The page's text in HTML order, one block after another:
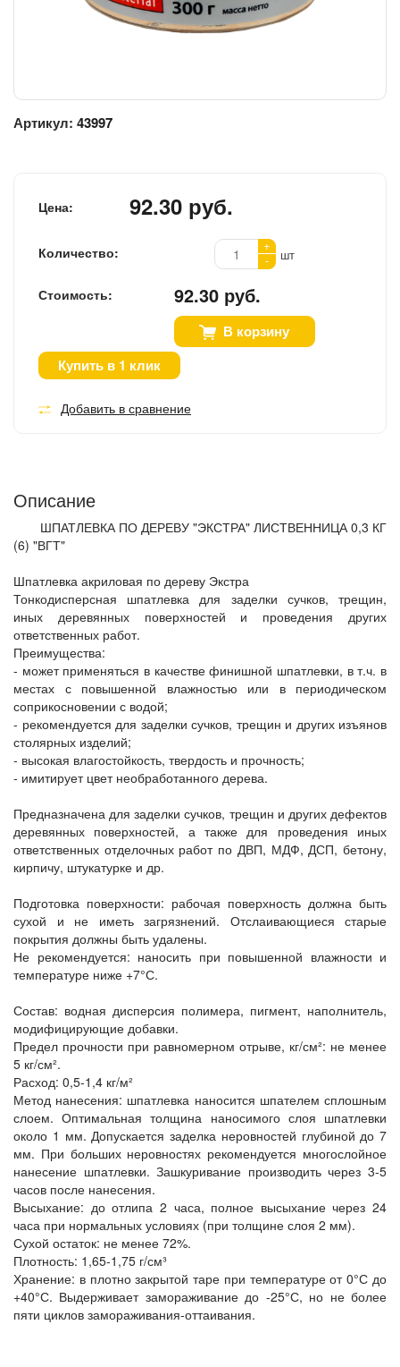
Артикул: 43997
Цена: 92.30 руб.
Количество:
+
-
шт
Стоимость: 92.30 руб.
В корзину
Купить в 1 клик
Добавить в сравнение
Описание
ШПАТЛЕВКА ПО ДЕРЕВУ "ЭКСТРА" ЛИСТВЕННИЦА 0,3 КГ
(6) "ВГТ"
Шпатлевка акриловая по дереву Экстра
Тонкодисперсная шпатлевка для заделки сучков, трещин,
иных деревянных поверхностей и проведения других
ответственных работ.
Преимущества:
- может применяться в качестве финишной шпатлевки, в т.ч. в
местах с повышенной влажностью или в периодическом
соприкосновении с водой;
- рекомендуется для заделки сучков, трещин и других изъянов
столярных изделий;
- высокая влагостойкость, твердость и прочность;
- имитирует цвет необработанного дерева.
Предназначена для заделки сучков, трещин и других дефектов
деревянных поверхностей, а также для проведения иных
ответственных отделочных работ по ДВП, МДФ, ДСП, бетону,
кирпичу, штукатурке и др.
Подготовка поверхности: рабочая поверхность должна быть
сухой и не иметь загрязнений. Отслаивающиеся старые
покрытия должны быть удалены.
Не рекомендуется: наносить при повышенной влажности и
температуре ниже +7°С.
Состав: водная дисперсия полимера, пигмент, наполнитель,
модифицирующие добавки.
Предел прочности при равномерном отрыве, кг/см²: не менее
5 кг/см².
Расход: 0,5-1,4 кг/м²
Метод нанесения: шпатлевка наносится шпателем сплошным
слоем. Оптимальная толщина наносимого слоя шпатлевки
около 1 мм. Допускается заделка неровностей глубиной до 7
мм. При больших неровностях рекомендуется многослойное
нанесение шпатлевки. Зашкуривание производить через 3-5
часов после нанесения.
Высыхание: до отлипа 2 часа, полное высыхание через 24
часа при нормальных условиях (при толщине слоя 2 мм).
Сухой остаток: не менее 72%.
Плотность: 1,65-1,75 г/см³
Хранение: в плотно закрытой таре при температуре от 0°С до
+40°С. Выдерживает замораживание до -25°С, но не более
пяти циклов замораживания-оттаивания.